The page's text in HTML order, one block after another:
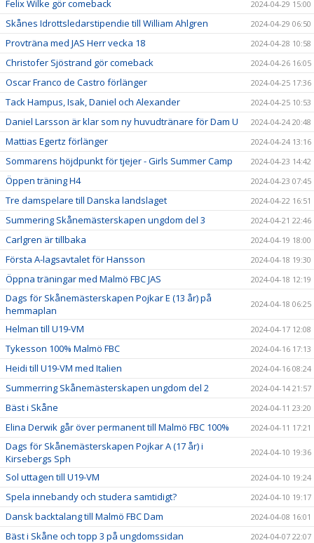
Felix Wilke gör comeback 2024-04-29 15:00
Skånes Idrottsledarstipendie till William Ahlgren 2024-04-29 06:50
Provträna med JAS Herr vecka 18 2024-04-28 10:58
Christofer Sjöstrand gör comeback 2024-04-26 16:05
Oscar Franco de Castro förlänger 2024-04-25 17:36
Tack Hampus, Isak, Daniel och Alexander 2024-04-25 10:53
Daniel Larsson är klar som ny huvudtränare för Dam U 2024-04-24 20:48
Mattias Egertz förlänger 2024-04-24 13:16
Sommarens höjdpunkt för tjejer - Girls Summer Camp 2024-04-23 14:42
Öppen träning H4 2024-04-23 07:45
Tre damspelare till Danska landslaget 2024-04-22 16:51
Summering Skånemästerskapen ungdom del 3 2024-04-21 22:46
Carlgren är tillbaka 2024-04-19 18:00
Första A-lagsavtalet för Hansson 2024-04-18 19:30
Öppna träningar med Malmö FBC JAS 2024-04-18 12:19
Dags för Skånemästerskapen Pojkar E (13 år) på
hemmaplan
2024-04-18 06:25
Helman till U19-VM 2024-04-17 12:08
Tykesson 100% Malmö FBC 2024-04-16 17:13
Heidi till U19-VM med Italien 2024-04-16 08:24
Summerring Skånemästerskapen ungdom del 2 2024-04-14 21:57
Bäst i Skåne 2024-04-11 23:20
Elina Derwik går över permanent till Malmö FBC 100% 2024-04-11 17:21
Dags för Skånemästerskapen Pojkar A (17 år) i
Kirsebergs Sph
2024-04-10 19:36
Sol uttagen till U19-VM 2024-04-10 19:24
Spela innebandy och studera samtidigt? 2024-04-10 19:17
Dansk backtalang till Malmö FBC Dam 2024-04-08 16:01
Bäst i Skåne och topp 3 på ungdomssidan 2024-04-07 22:07